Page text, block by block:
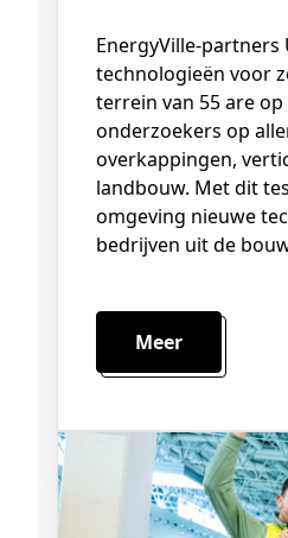
EnergyVille-partners UHasselt en imec gaan samen met Soltech hun nieuwste
technologieën voor
terrein van 55 are
onderzoekers op
overkappingen,
landbouw. Met dit
omgeving nieuwe
bedrijven uit de
Meer